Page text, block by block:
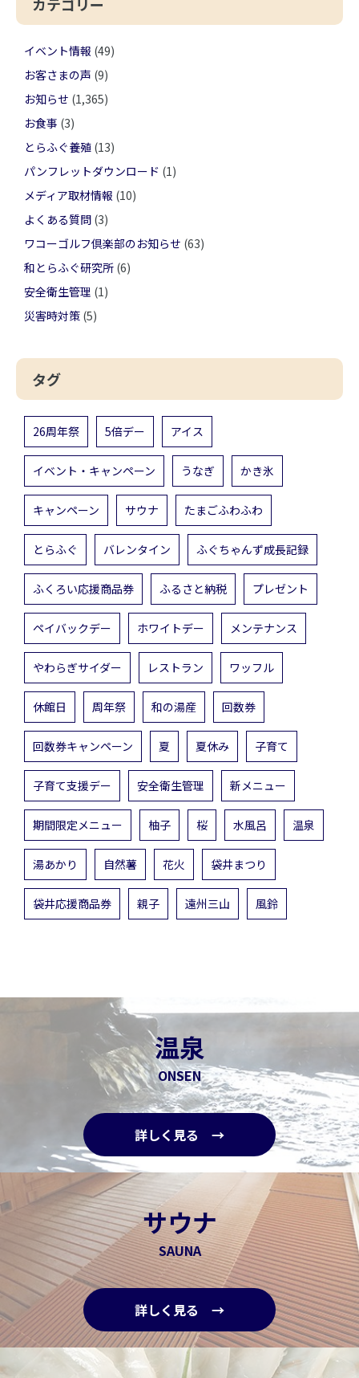
カテゴリー
イベント情報 (49)
お客さまの声 (9)
お知らせ (1,365)
お食事 (3)
とらふぐ養殖 (13)
パンフレットダウンロード (1)
メディア取材情報 (10)
よくある質問 (3)
ワコーゴルフ倶楽部のお知らせ (63)
和とらふぐ研究所 (6)
安全衛生管理 (1)
災害時対策 (5)
タグ
26周年祭 5倍デー アイス
イベント・キャンペーン うなぎ かき氷
キャンペーン サウナ たまごふわふわ
とらふぐ バレンタイン ふぐちゃんず成長記録
ふくろい応援商品券 ふるさと納税 プレゼント
ペイバックデー ホワイトデー メンテナンス
やわらぎサイダー レストラン ワッフル
休館日 周年祭 和の湯産 回数券
回数券キャンペーン 夏 夏休み 子育て
子育て支援デー 安全衛生管理 新メニュー
期間限定メニュー 柚子 桜 水風呂 温泉
湯あかり 自然薯 花火 袋井まつり
袋井応援商品券 親子 遠州三山 風鈴
温泉
ONSEN
詳しく見る →
サウナ
SAUNA
詳しく見る →